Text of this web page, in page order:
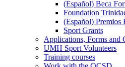
(Español) Beca
Foundation
(Español)
Sport Grants
Applications, Forms and
UMH Sport Volunteers
Training courses